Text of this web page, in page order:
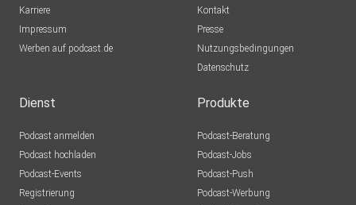
Karriere
Impressum
Werben auf podcast.de
Kontakt
Presse
Nutzungsbedingungen
Datenschutz
Dienst
Podcast anmelden
Podcast hochladen
Podcast-Events
Registrierung
Produkte
Podcast-Beratung
Podcast-Jobs
Podcast-Push
Podcast-Werbung